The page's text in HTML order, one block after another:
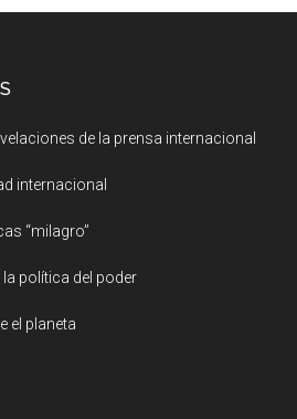
de la prensa internacional
internacional
“milagro”
política del poder
el planeta